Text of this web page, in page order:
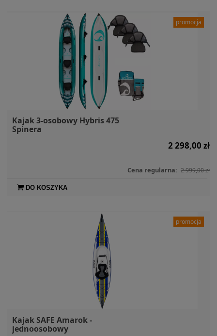
Kajak 3-osobowy Hybris 475
Spinera
2 298,00 zł
Cena regularna: 2 999,00 zł
DO KOSZYKA
promocja
Kajak SAFE Amarok -
jednoosobowy
promocja